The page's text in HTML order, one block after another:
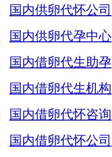
国内供卵代怀公司
国内供卵代孕中心
国内借卵代生助孕
国内借卵代生机构
国内借卵代怀咨询
国内借卵代怀公司